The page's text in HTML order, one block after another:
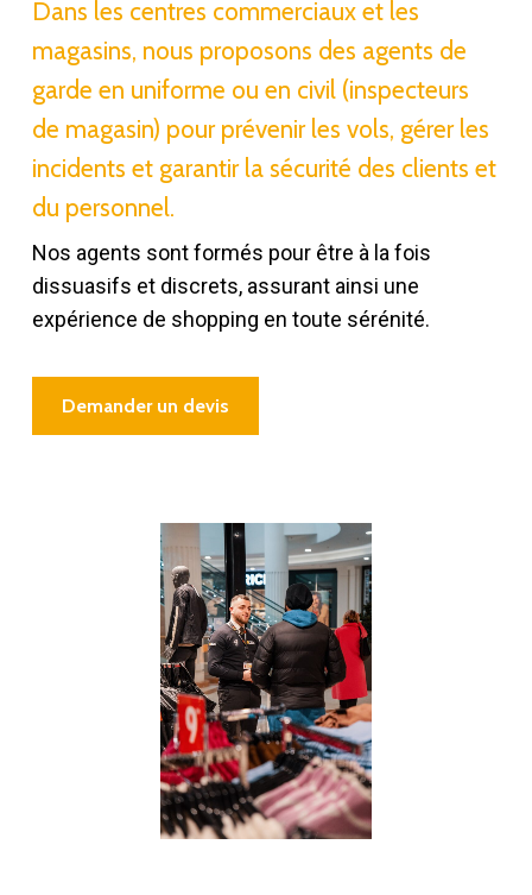
Dans les centres commerciaux et les
magasins, nous proposons des agents de
garde en uniforme ou en civil (inspecteurs
de magasin) pour prévenir les vols, gérer les
incidents et garantir la sécurité des clients et
du personnel.
Nos agents sont formés pour être à la fois
dissuasifs et discrets, assurant ainsi une
expérience de shopping en toute sérénité.
Demander un devis